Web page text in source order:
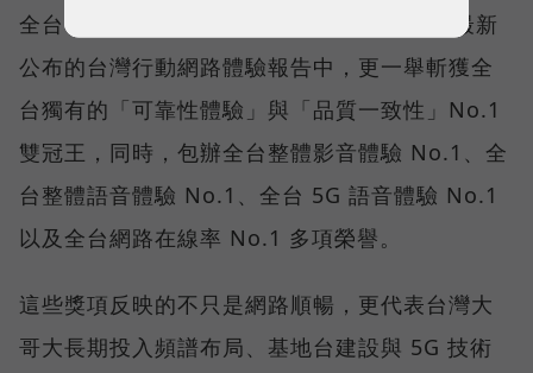
全台 No.1 」國際級榮譽，在 Opensignal 最新
公布的台灣行動網路體驗報告中，更一舉斬獲全
台獨有的「可靠性體驗」與「品質一致性」No.1
雙冠王，同時，包辦全台整體影音體驗 No.1、全
台整體語音體驗 No.1、全台 5G 語音體驗 No.1
以及全台網路在線率 No.1 多項榮譽。
這些獎項反映的不只是網路順暢，更代表台灣大
哥大長期投入頻譜布局、基地台建設與 5G 技術